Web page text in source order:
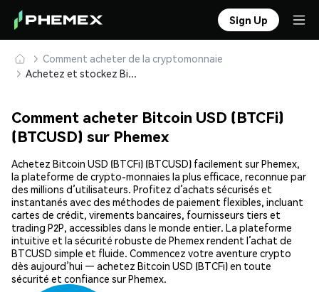
Sign Up
Comment acheter de la cryptomonnaie
Achetez et stockez Bitcoin USD (BTCFi) (BTCUSD) en toute sécurité
Comment acheter Bitcoin USD (BTCFi)
(BTCUSD) sur Phemex
Achetez Bitcoin USD (BTCFi) (BTCUSD) facilement sur Phemex,
la plateforme de crypto-monnaies la plus efficace, reconnue par
des millions d’utilisateurs. Profitez d’achats sécurisés et
instantanés avec des méthodes de paiement flexibles, incluant
cartes de crédit, virements bancaires, fournisseurs tiers et
trading P2P, accessibles dans le monde entier. La plateforme
intuitive et la sécurité robuste de Phemex rendent l’achat de
BTCUSD simple et fluide. Commencez votre aventure crypto
dès aujourd’hui — achetez Bitcoin USD (BTCFi) en toute
sécurité et confiance sur Phemex.